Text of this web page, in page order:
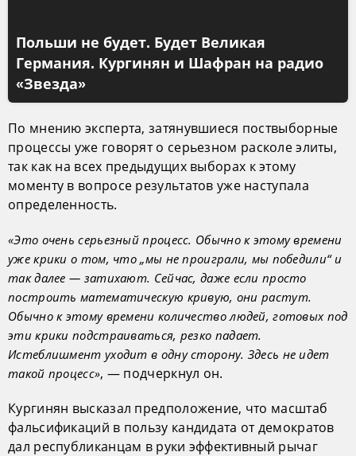
Польши не будет. Будет Великая
Германия. Кургинян и Шафран на радио
«Звезда»
По мнению эксперта, затянувшиеся поствыборные
процессы уже говорят о серьезном расколе элиты,
так как на всех предыдущих выборах к этому
моменту в вопросе результатов уже наступала
определенность.
«Это очень серьезный процесс. Обычно к этому времени
уже крики о том, что „мы не проиграли, мы победили“ и
так далее — затихают. Сейчас, даже если просто
построить математическую кривую, они растут.
Обычно к этому времени количество людей, готовых под
эти крики подстраиваться, резко падает.
Истеблишмент уходит в одну сторону. Здесь не идет
такой процесс», — подчеркнул он.
Кургинян высказал предположение, что масштаб
фальсификаций в пользу кандидата от демократов
дал республиканцам в руки эффективный рычаг